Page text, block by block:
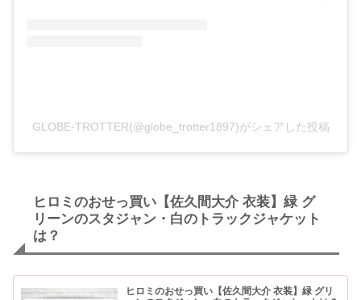
GLOBE-TROTTER(@globe_trotter1897)がシェアした投稿
ヒロミのおせっ買い【佐久間大介 衣装】緑 グ
リーンのスタジャン・白のトラックジャケット
は？
ヒロミのおせっ買い【佐久間大介 衣装】緑 グリ